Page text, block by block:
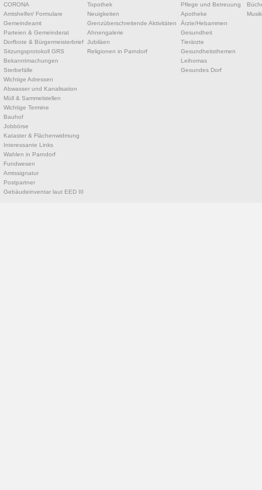
CORONA
Amtshelfer/ Formulare
Gemeindeamt
Parteien & Gemeinderat
Dorfbote & Bürgermeisterbrief
Sitzungsprotokoll GRS
Bekanntmachungen
Sterbefälle
Wichtige Adressen
Abwasser und Kanalisation
Müll & Sammelstellen
Wichtige Termine
Bauhof
Jobbörse
Kataster & Flächenwidmung
Interessante Links
Wahlen in Parndorf
Fundwesen
Amtssignatur
Postpartner
Gebäudeinventar laut EED III
Topothek
Neuigkeiten
Grenzüberschreitende Aktivitäten
Ahnengalerie
Jubiläen
Religionen in Parndorf
Pflege und Betreuung
Apotheke
Ärzte/Hebammen
Gesundheit
Tierärzte
Gesundheitsthemen
Leihomas
Gesundes Dorf